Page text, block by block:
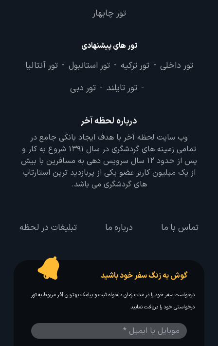
تور چابهار
تور های پیشنهادی
تور داخلی - تور ترکیه - تور استانبول - تور آنتالیا
- تور تایلند - تور دبی
درباره لحظه آخر
وب سایت لحظه آخر با هدف ایجاد بانکی جامع در
تمامی زمینه های گردشگری در سال 1391 شروع به کار و
پس از حدود 12 سال سرویس دهی به مسافرین با بیش
از یک میلیون کاربر عضو یکی از پربازدید ترین استارتاپ
های گردشگری می باشد.
تماس با ما درباره ما تبلیغات در لحظه
گوش به زنگ سفر خود باشید
درخواست سفر خود را در مدت زمان دلخواه ثبت و پیامک بهترین آفر مربوط به تور
درخواستی خود را دریافت نمایید